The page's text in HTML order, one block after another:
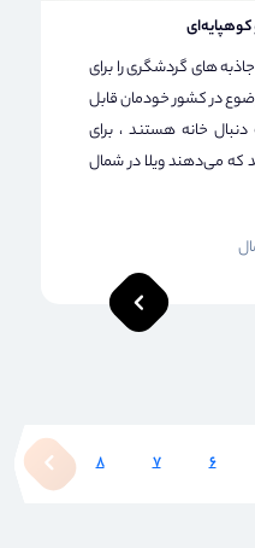
کوهپایه‌ای
های گردشگری را برای
در کشور خودمان قابل
خانه هستند ، برای
که می‌دهند ویلا در شمال
6
7
8
9